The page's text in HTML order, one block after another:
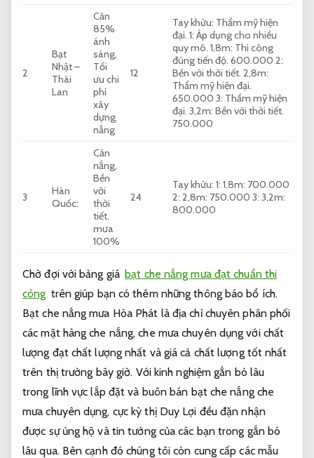
2
Bạt
Nhật –
Thái
Lan
Cản
85%
ánh
sáng,
Tối
ưu chi
phí
xây
dựng.
nắng
12
Tay khửu: Thẩm mỹ hiện
đại. 1:Áp dụng cho nhiều
quy mô. 1,8m: Thi công
đúng tiến độ. 600.000 2:
Bền với thời tiết. 2,8m:
Thẩm mỹ hiện đại.
650.000 3: Thẩm mỹ hiện
đại. 3,2m:Bền với thời tiết.
750.000
3
Hàn
Quốc:
Cản
nắng,
Bền
với
thời
tiết.
mưa
100%
24
Tay khửu: 1: 1,8m: 700.000
2: 2,8m: 750.000 3: 3,2m:
800.000
Chờ đợi với bảng giá bạt che nắng mưa đạt chuẩn thi
công trên giúp bạn có thêm những thông báo bổ ích.
Bạt che nắng mưa Hòa Phát là địa chỉ chuyên phân phối
các mặt hàng che nắng, che mưa chuyên dụng với chất
lượng đạt chất lượng nhất và giá cả chất lượng tốt nhất
trên thị trường bây giờ. Với kinh nghiệm gắn bó lâu
trong lĩnh vực lắp đặt và buôn bán bạt che nắng che
mưa chuyên dụng, cực kỳ thị Duy Lợi đều đặn nhận
được sự ủng hộ và tin tưởng của các bạn trong gắn bó
lâu qua. Bên cạnh đó chúng tôi còn cung cấp các mẫu